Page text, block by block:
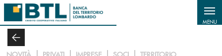
Salta al contenuto principale
MENU
NOVITÀ PRIVATI IMPRESE SOCI TERRITORIO